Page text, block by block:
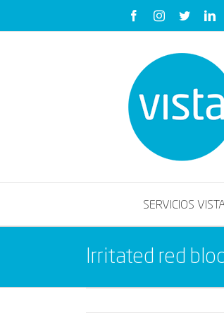
FacebookInstagram
Twitter
SERVICIOS
Irritated red